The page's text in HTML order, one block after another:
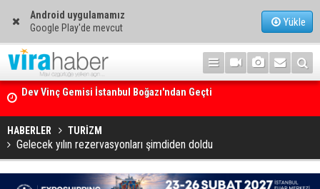
Android uygulamamız
Google Play'de mevcut
Yükle
Ege Denizi’nin En Büyük Mercan Ormanı
HABERLER TURİZM
Gelecek yılın rezervasyonları şimdiden doldu